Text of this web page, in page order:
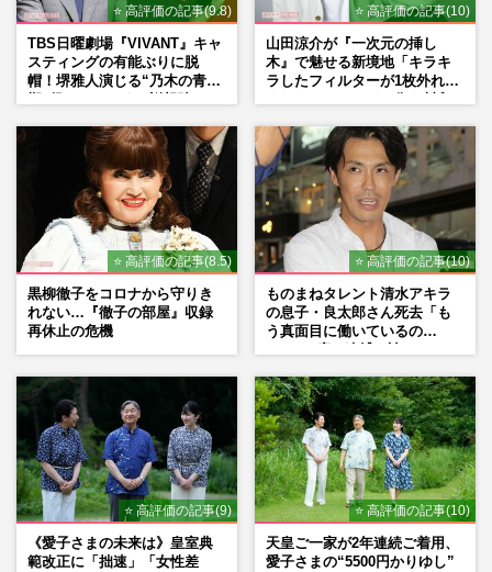
⭐ 高評価の記事(9.8)
TBS日曜劇場『VIVANT』キャ
スティングの有能ぶりに脱
帽！堺雅人演じる“乃木の青年
マン長男・櫻井海音だった
⭐ 高評価の記事(10)
山田涼介が『一次元の挿し
木』で魅せる新境地「キラキ
ラしたフィルターが1枚外れて
⭐ 高評価の記事(8.5)
黒柳徹子をコロナから守りき
れない…『徹子の部屋』収録
再休止の危機
⭐ 高評価の記事(10)
ものまねタレント清水アキラ
の息子・良太郎さん死去「も
う真面目に働いているの
⭐ 高評価の記事(9)
《愛子さまの未来は》皇室典
範改正に「拙速」「女性差
⭐ 高評価の記事(10)
天皇ご一家が2年連続ご着用、
愛子さまの“5500円かりゆし”